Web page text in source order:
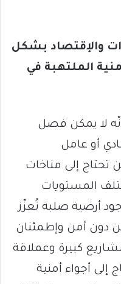
والإقتصاد بشكل
الملتهبة في
لا يمكن فصل
أو عامل
تحتاج إلى مناخات
المستويات
أرضية صلبة تُعزّز
دون أمن وإطمئنان
كبيرة وعملاقة
إلى أجواء أمنية